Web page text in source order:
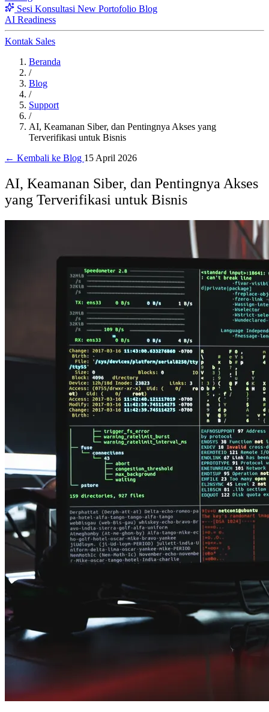
Sesi Konsultasi New Portofolio Blog
AI Readiness
Kontak Sales
Beranda
/
Blog
/
Support
/
AI, Keamanan Siber, dan Pentingnya Akses yang
Terverifikasi untuk Bisnis
← Kembali ke Blog 15 April 2026
AI, Keamanan Siber, dan Pentingnya Akses
yang Terverifikasi untuk Bisnis